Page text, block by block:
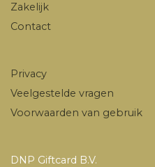
Zakelijk
Contact
Privacy
Veelgestelde vragen
Voorwaarden van gebruik
DNP Giftcard B.V.